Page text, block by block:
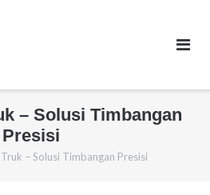
– Solusi Timbangan
Presisi
– Solusi Timbangan Presisi